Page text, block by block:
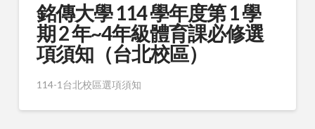
銘傳大學 114 學年度第 1 學
期 2 年~4年級體育課必修選
項須知（台北校區）
114-1台北校區選項須知